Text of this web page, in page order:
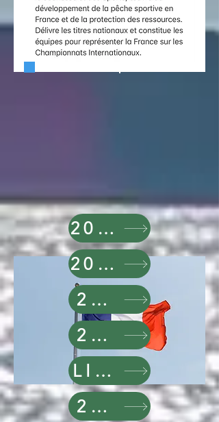
2022
2023
2024
2025
LIRE
2026